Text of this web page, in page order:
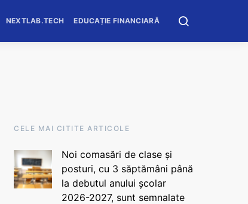
NEXTLAB.TECH EDUCAȚIE FINANCIARĂ
CELE MAI CITITE ARTICOLE
Noi comasări de clase și
posturi, cu 3 săptămâni până
la debutul anului școlar
2026-2027, sunt semnalate